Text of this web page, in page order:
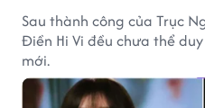
Sau thành công của Trục
Điền Hi Vi đều chưa thể
mới.